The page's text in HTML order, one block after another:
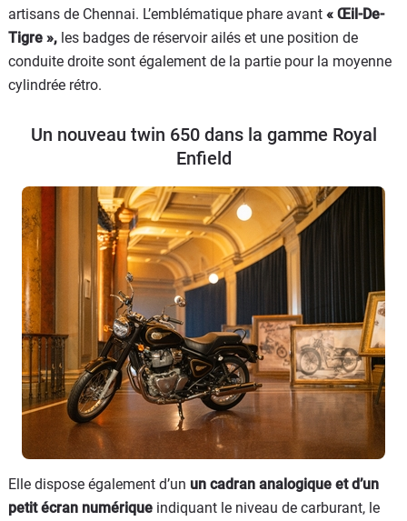
artisans de Chennai. L’emblématique phare avant « Œil-De-
Tigre », les badges de réservoir ailés et une position de
conduite droite sont également de la partie pour la moyenne
cylindrée rétro.
Un nouveau twin 650 dans la gamme Royal
Enfield
Elle dispose également d’un un cadran analogique et d’un
petit écran numérique indiquant le niveau de carburant, le